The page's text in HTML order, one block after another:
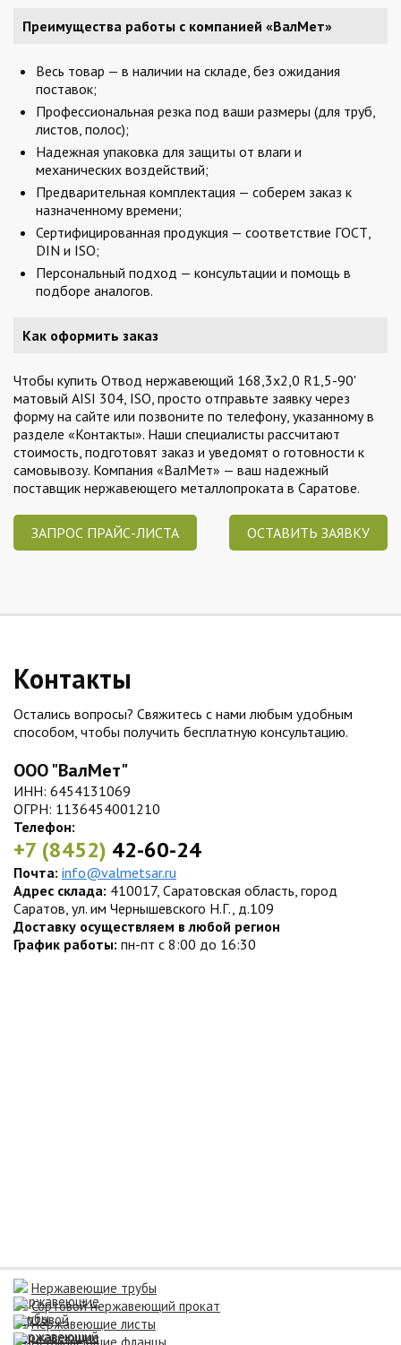
Преимущества работы с компанией «ВалМет»
Весь товар — в наличии на складе, без ожидания
поставок;
Профессиональная резка под ваши размеры (для труб,
листов, полос);
Надежная упаковка для защиты от влаги и
механических воздействий;
Предварительная комплектация — соберем заказ к
назначенному времени;
Сертифицированная продукция — соответствие ГОСТ,
DIN и ISO;
Персональный подход — консультации и помощь в
подборе аналогов.
Как оформить заказ
Чтобы купить Отвод нержавеющий 168,3х2,0 R1,5-90'
матовый AISI 304, ISO, просто отправьте заявку через
форму на сайте или позвоните по телефону, указанному в
разделе «Контакты». Наши специалисты рассчитают
стоимость, подготовят заказ и уведомят о готовности к
самовывозу. Компания «ВалМет» — ваш надежный
поставщик нержавеющего металлопроката в Саратове.
ЗАПРОС ПРАЙС-ЛИСТА ОСТАВИТЬ ЗАЯВКУ
Контакты
Остались вопросы? Свяжитесь с нами любым удобным
способом, чтобы получить бесплатную консультацию.
ООО "ВалМет"
ИНН: 6454131069
ОГРН: 1136454001210
Телефон:
+7 (8452) 42-60-24
Почта: info@valmetsar.ru
Адрес склада: 410017, Саратовская область, город
Саратов, ул. им Чернышевского Н.Г., д.109
Доставку осуществляем в любой регион
График работы: пн-пт с 8:00 до 16:30
Нержавеющие трубы
Сортовой нержавеющий прокат
Нержавеющие листы
Нержавеющие фланцы